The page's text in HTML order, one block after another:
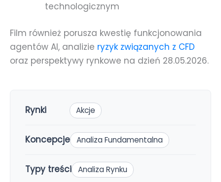
technologicznym
Film również porusza kwestię funkcjonowania
agentów AI, analizie ryzyk związanych z CFD
oraz perspektywy rynkowe na dzień 28.05.2026.
Rynki Akcje
Koncepcje Analiza Fundamentalna
Typy treści Analiza Rynku